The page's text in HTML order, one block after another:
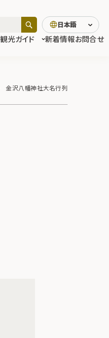
観光ガイド 新着情報お問合せ
日本語
金沢八幡神社大名行列